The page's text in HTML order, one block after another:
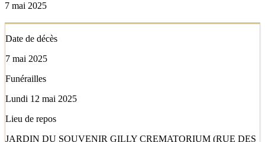
7 mai 2025
Date de décès
7 mai 2025
Funérailles
Lundi 12 mai 2025
Lieu de repos
JARDIN DU SOUVENIR GILLY CREMATORIUM (RUE DES